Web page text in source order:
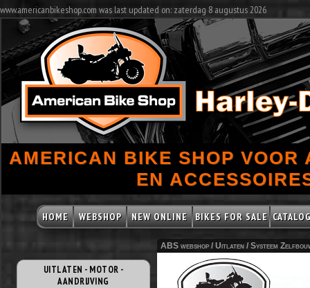
www.americanbikeshop.com was last updated on: zaterdag 8 augustus 2026
AMERICAN BIKE SHOP VOOR
EN
HOME WEBSHOP NEW ONLINE BIKES FOR SALE
UITLATEN - MOTOR -
AANDRIJVING
ABS webshop / Uitlaten / Systeem